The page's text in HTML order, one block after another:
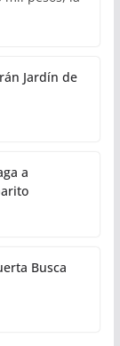
Jardín de
a
Busca